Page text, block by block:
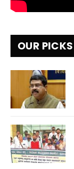
OUR PICKS